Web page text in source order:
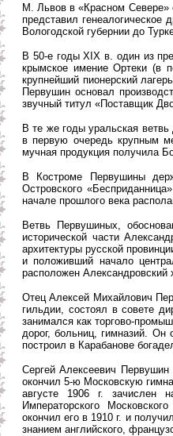
М. Львов в «Красном Севере»
представил
Вологодской губернии до
В 50-е годы XIX в. один из
крымское имение Ортеки (в
крупнейший пионерский
Первушин основал
звучный титул «Поставщик
В те же годы уральская
в первую очередь крупным
мучная продукция получила
В Костроме Первушины
Островского
начале прошлого века
Ветвь Первушиных,
исторической части
архитектуры русской
и положивший начало
расположен Александровский
Отец Алексей Михайлович
гильдии, состоял в совете
занимался как торгово-
дорог, больниц, гимназий.
построил в Карабанове
Сергей Алексеевич
окончил 5-ю Московскую
августе 1906 г. зачислен
Императорского
окончил его в 1910 г. и
знанием английского,